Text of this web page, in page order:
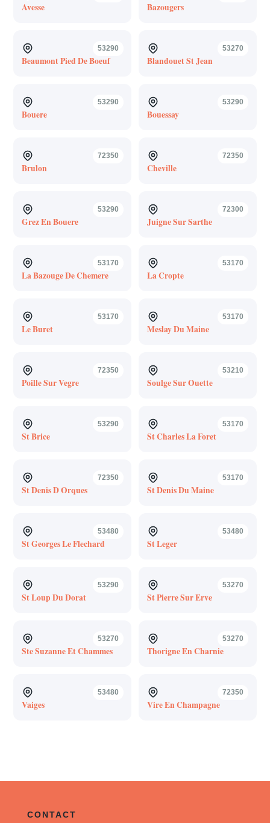
Avesse Bazougers
53290
Beaumont Pied De Boeuf
53270
Blandouet St Jean
53290
Bouere
53290
Bouessay
72350
Brulon
72350
Cheville
53290
Grez En Bouere
72300
Juigne Sur Sarthe
53170
La Bazouge De Chemere
53170
La Cropte
53170
Le Buret
53170
Meslay Du Maine
72350
Poille Sur Vegre
53210
Soulge Sur Ouette
53290
St Brice
53170
St Charles La Foret
72350
St Denis D Orques
53170
St Denis Du Maine
53480
St Georges Le Flechard
53480
St Leger
53290
St Loup Du Dorat
53270
St Pierre Sur Erve
53270
Ste Suzanne Et Chammes
53270
Thorigne En Charnie
53480
Vaiges
72350
Vire En Champagne
CONTACT